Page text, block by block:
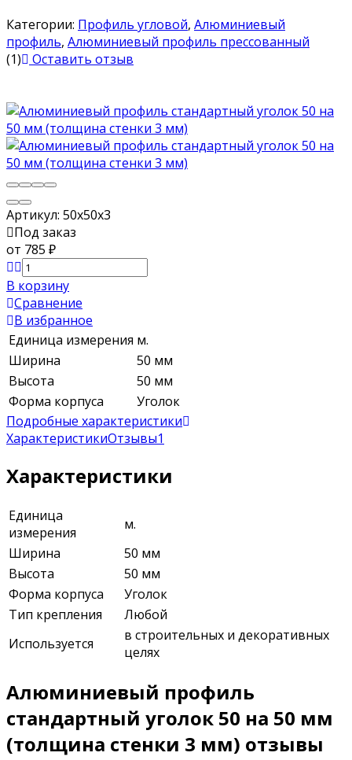
Категории: Профиль угловой, Алюминиевый
профиль, Алюминиевый профиль прессованный
(1)
Оставить отзыв
Артикул: 50х50х3
Под заказ
от 785 ₽
В корзину
Сравнение
В избранное
Единица измерения м.
Ширина
50 мм
Высота
50 мм
Форма корпуса
Уголок
Подробные характеристики
ХарактеристикиОтзывы1
Характеристики
Единица
измерения
м.
Ширина
50 мм
Высота
50 мм
Форма корпуса
Уголок
Тип крепления
Любой
Используется
в строительных и декоративных
целях
Алюминиевый профиль
стандартный уголок 50 на 50 мм
(толщина стенки 3 мм) отзывы